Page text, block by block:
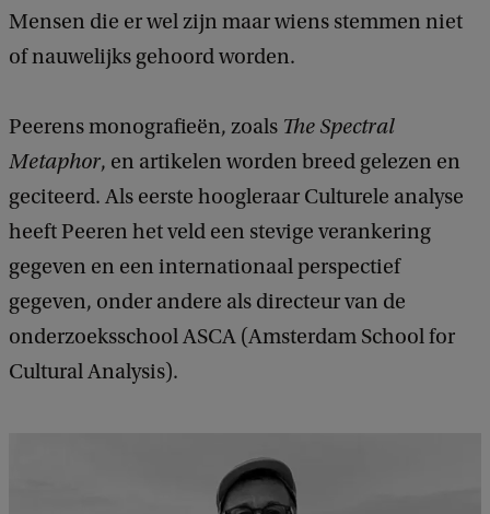
Mensen die er wel zijn maar wiens stemmen niet
of nauwelijks gehoord worden.
Peerens monografieën, zoals The Spectral
Metaphor, en artikelen worden breed gelezen en
geciteerd. Als eerste hoogleraar Culturele analyse
heeft Peeren het veld een stevige verankering
gegeven en een internationaal perspectief
gegeven, onder andere als directeur van de
onderzoeksschool ASCA (Amsterdam School for
Cultural Analysis).